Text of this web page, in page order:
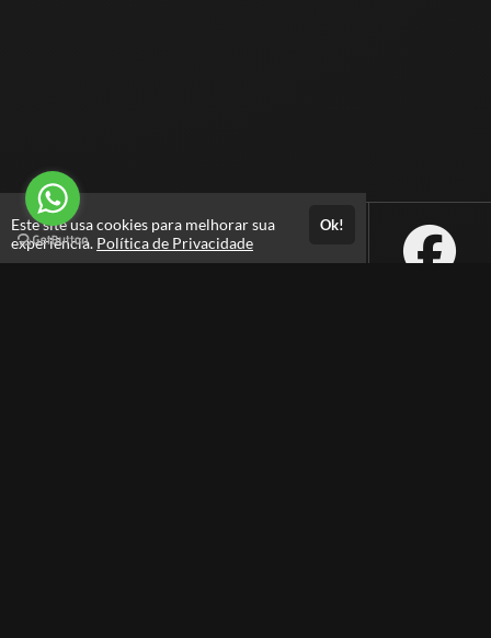
Este site usa cookies para melhorar sua
experiência. Política de Privacidade
Ok!